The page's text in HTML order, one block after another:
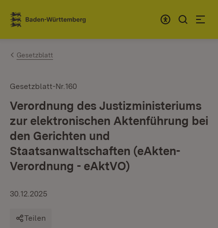
Zum Inhalt springen
Link zur Startseite
Gesetzblatt
Gesetzblatt-Nr.160
Verordnung des Justizministeriums
zur elektronischen Aktenführung bei
den Gerichten und
Staatsanwaltschaften (eAkten-
Verordnung - eAktVO)
30.12.2025
Teilen